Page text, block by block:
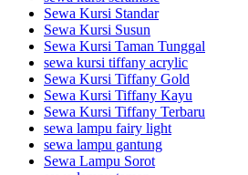
Sewa Kursi Standar
Sewa Kursi Susun
Sewa Kursi Taman Tunggal
sewa kursi tiffany acrylic
Sewa Kursi Tiffany Gold
Sewa Kursi Tiffany Kayu
Sewa Kursi Tiffany Terbaru
sewa lampu fairy light
sewa lampu gantung
Sewa Lampu Sorot